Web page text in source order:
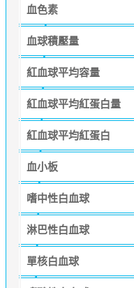
血色素
血球積壓量
紅血球平均容量
紅血球平均紅蛋白量
紅血球平均紅蛋白
血小板
嗜中性白血球
淋巴性白血球
單核白血球